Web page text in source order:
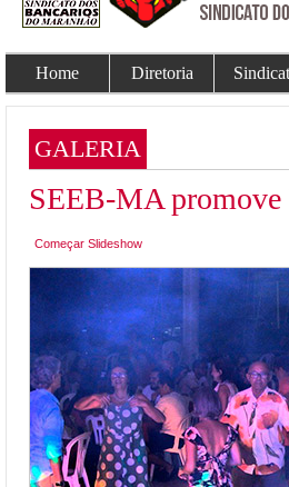
Home Diretoria
GALERIA
SEEB-MA promove
Começar Slideshow